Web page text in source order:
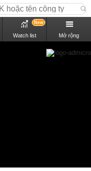
Watch list
New
Mở rộng